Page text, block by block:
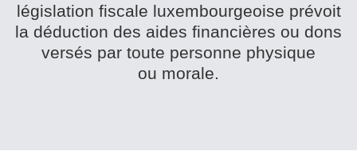
législation fiscale lux­em­bour­geoise prévoit
la déduction des aides financières ou dons
versés par toute personne physique
ou morale.